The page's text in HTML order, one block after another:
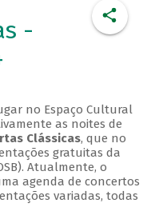
-
no Espaço Cultural
as noites de
Clássicas, que no
gratuitas da
Atualmente, o
agenda de concertos
variadas, todas